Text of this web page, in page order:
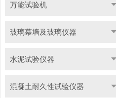
万能试验机
玻璃幕墙及玻璃仪器
水泥试验仪器
混凝土耐久性试验仪器